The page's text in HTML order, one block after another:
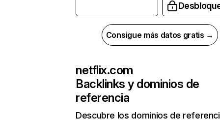
Consigue más datos gratis →
netflix.com
Backlinks y dominios de
referencia
Descubre los dominios de